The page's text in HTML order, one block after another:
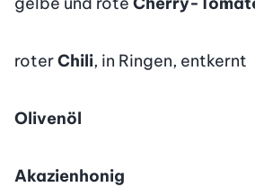
roterChili, in Ringen, entkernt
Olivenöl
Akazienhonig